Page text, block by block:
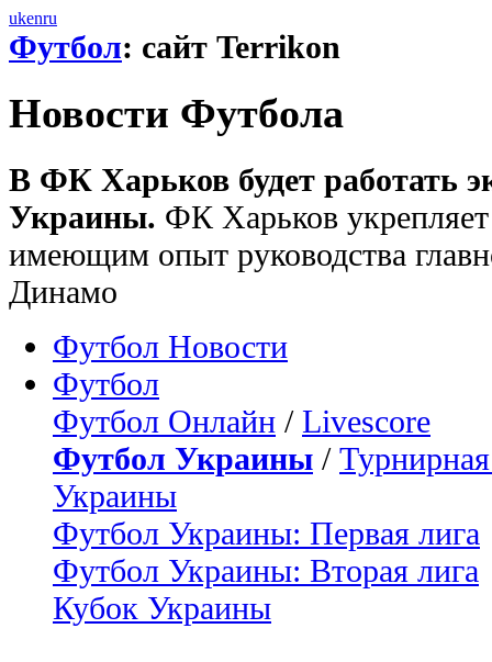
ukenru
Футбол: сайт Terrikon
Новости Футбола
В ФК Харьков будет работать
Украины. ФК Харьков укрепляет
имеющим опыт руководства
Динамо
Футбол Новости
Футбол
Футбол Онлайн / Livescore
Футбол Украины /
Украины
Футбол Украины: Первая лига
Футбол Украины: Вторая лига
Кубок Украины